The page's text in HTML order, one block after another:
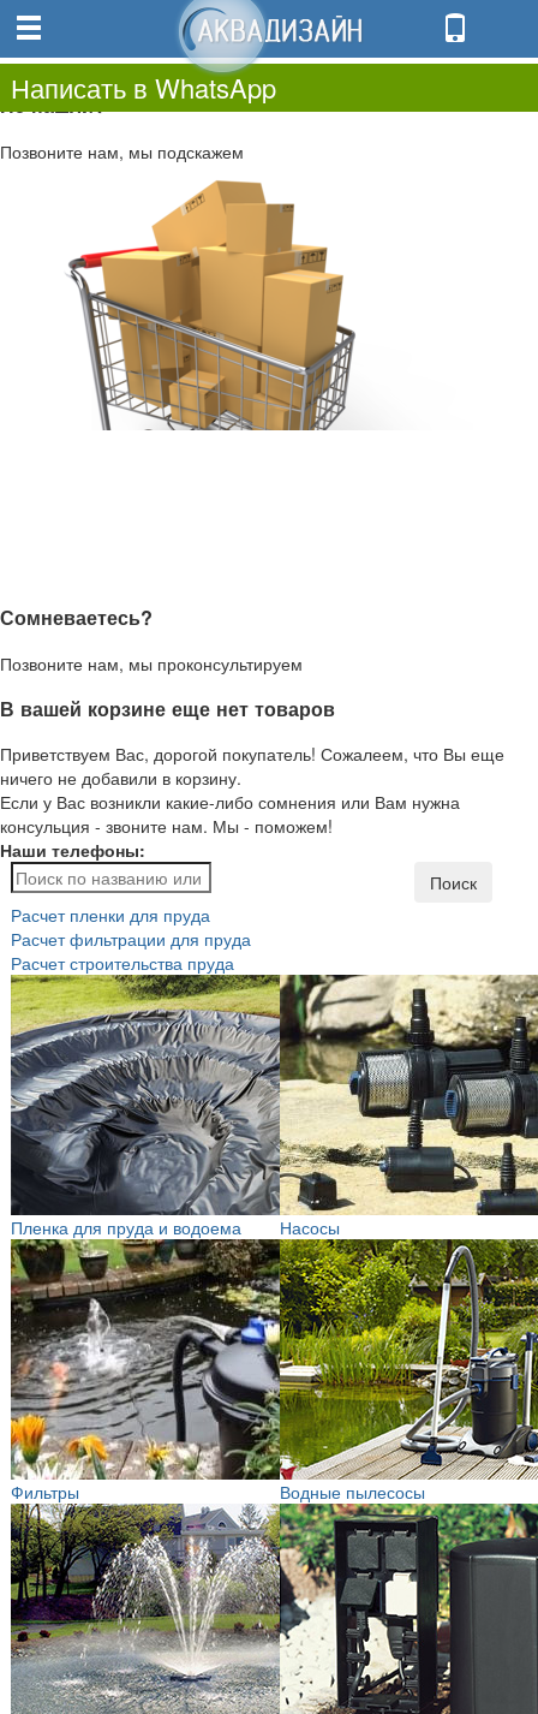
0.00
0
Не нашли?
Позвоните нам, мы подскажем
Сомневаетесь?
Позвоните нам, мы проконсультируем
В вашей корзине еще нет товаров
Приветствуем Вас, дорогой покупатель! Сожалеем, что Вы еще
ничего не добавили в корзину.
Если у Вас возникли какие-либо сомнения или Вам нужна
консульция - звоните нам. Мы - поможем!
Наши телефоны:
Написать в WhatsApp
Поиск
Расчет пленки для пруда
Расчет фильтрации для пруда
Расчет строительства пруда
Пленка для пруда и водоема Насосы
Фильтры Водные пылесосы